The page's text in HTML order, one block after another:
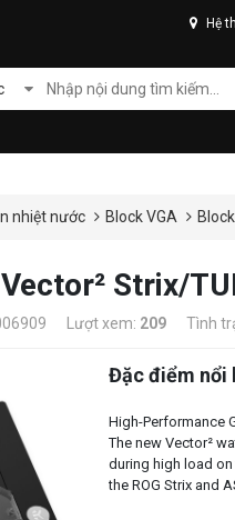
Hệ
nhiệt nước Block VGA
Strix/
Lượt xem: 209 Tình
Đặc điểm nổi
High-Performance
The new Vector²
during high load on